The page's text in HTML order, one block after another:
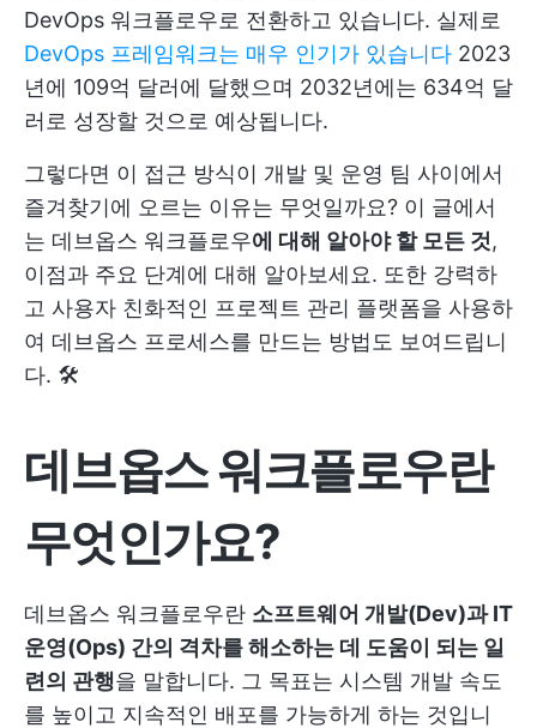
DevOps 워크플로우로 전환하고 있습니다. 실제로
DevOps 프레임워크는 매우 인기가 있습니다 2023
년에 109억 달러에 달했으며 2032년에는 634억 달
러로 성장할 것으로 예상됩니다.
그렇다면 이 접근 방식이 개발 및 운영 팀 사이에서
즐겨찾기에 오르는 이유는 무엇일까요? 이 글에서
는 데브옵스 워크플로우에 대해 알아야 할 모든 것,
이점과 주요 단계에 대해 알아보세요. 또한 강력하
고 사용자 친화적인 프로젝트 관리 플랫폼을 사용하
여 데브옵스 프로세스를 만드는 방법도 보여드립니
다. 🛠
데브옵스 워크플로우란
무엇인가요?
데브옵스 워크플로우란 소프트웨어 개발(Dev)과 IT
운영(Ops) 간의 격차를 해소하는 데 도움이 되는 일
련의 관행을 말합니다. 그 목표는 시스템 개발 속도
를 높이고 지속적인 배포를 가능하게 하는 것입니